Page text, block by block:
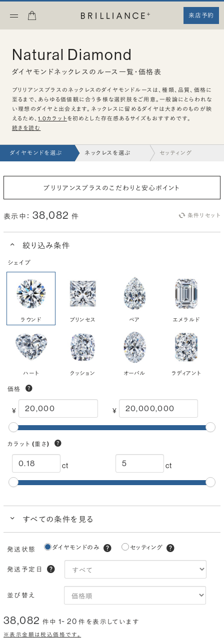
来店予約
Natural Diamond
ダイヤモンドネックレスのルース一覧・価格表
ブリリアンスプラスのネックレスのダイヤモンドルースは、種類、品質、価格に
至るまで、あらゆる価値観に合う多様な選択肢をご用意。一般論にとらわれな
い理想のダイヤと出会えます。ネックレスに留めるダイヤは大きめのものが映
えるため、1.0カラットを初めとした存在感あるサイズもおすすめです。
続きを読む
ダイヤモンドを選ぶ ネックレスを選ぶ セッティング
ブリリアンスプラスのこだわりと安心ポイント
表示中： 38,082 件 条件リセット
絞り込み条件
シェイプ
ラウンド プリンセス ペア エメラルド
ハート クッション オーバル ラディアント
価格
¥ ¥
カラット (重さ)
ct ct
すべての条件を見る
ブランドで人気の品質 ダイヤモンドでプロポーズにおすすめ
I
発送状態 ダイヤモンドのみ セッティング
発送予定日
並び替え
38,082 件中1~ 20件を表示しています
※表示金額は税込価格です。